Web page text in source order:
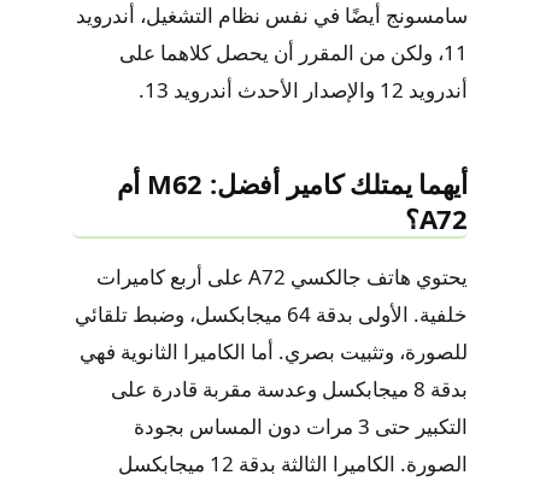
سامسونج أيضًا في نفس نظام التشغيل، أندرويد
11، ولكن من المقرر أن يحصل كلاهما على
أندرويد 12 والإصدار الأحدث أندرويد 13.
أيهما يمتلك كامير أفضل: M62 أم
A72؟
يحتوي هاتف جالكسي A72 على أربع كاميرات
خلفية. الأولى بدقة 64 ميجابكسل، وضبط تلقائي
للصورة، وتثبيت بصري. أما الكاميرا الثانوية فهي
بدقة 8 ميجابكسل وعدسة مقربة قادرة على
التكبير حتى 3 مرات دون المساس بجودة
الصورة. الكاميرا الثالثة بدقة 12 ميجابكسل